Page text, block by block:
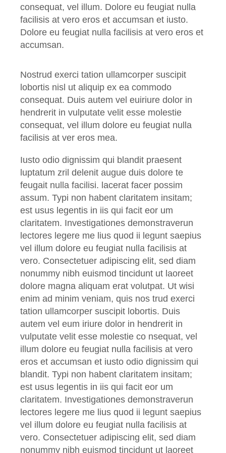
consequat, vel illum. Dolore eu feugiat nulla
facilisis at vero eros et accumsan et iusto.
Dolore eu feugiat nulla facilisis at vero eros et
accumsan.
Nostrud exerci tation ullamcorper suscipit
lobortis nisl ut aliquip ex ea commodo
consequat. Duis autem vel euiriure dolor in
hendrerit in vulputate velit esse molestie
consequat, vel illum dolore eu feugiat nulla
facilisis at ver eros mea.
Iusto odio dignissim qui blandit praesent
luptatum zril delenit augue duis dolore te
feugait nulla facilisi. lacerat facer possim
assum. Typi non habent claritatem insitam;
est usus legentis in iis qui facit eor um
claritatem. Investigationes demonstraverun
lectores legere me lius quod ii legunt saepius
vel illum dolore eu feugiat nulla facilisis at
vero. Consectetuer adipiscing elit, sed diam
nonummy nibh euismod tincidunt ut laoreet
dolore magna aliquam erat volutpat. Ut wisi
enim ad minim veniam, quis nos trud exerci
tation ullamcorper suscipit lobortis. Duis
autem vel eum iriure dolor in hendrerit in
vulputate velit esse molestie co nsequat, vel
illum dolore eu feugiat nulla facilisis at vero
eros et accumsan et iusto odio dignissim qui
blandit. Typi non habent claritatem insitam;
est usus legentis in iis qui facit eor um
claritatem. Investigationes demonstraverun
lectores legere me lius quod ii legunt saepius
vel illum dolore eu feugiat nulla facilisis at
vero. Consectetuer adipiscing elit, sed diam
nonummy nibh euismod tincidunt ut laoreet